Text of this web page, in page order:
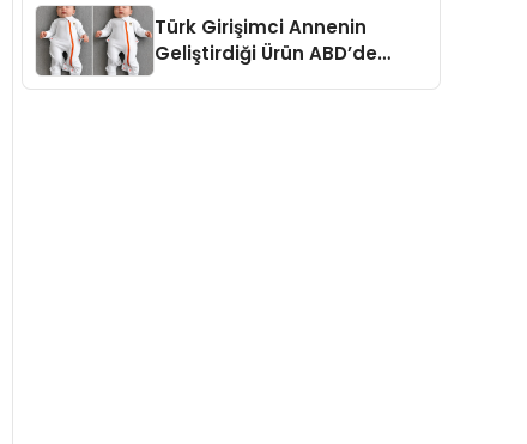
Türk Girişimci Annenin
Geliştirdiği Ürün ABD’de